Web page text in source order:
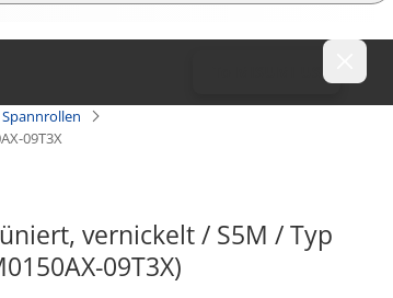
09T3X
vernickelt / S5M / Typ
09T3X)